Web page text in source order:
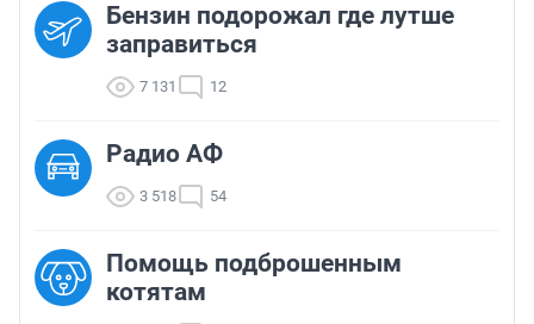
Бензин подорожал где лутше
заправиться
7 131 12
Радио АФ
3 518 54
Помощь подброшенным
котятам